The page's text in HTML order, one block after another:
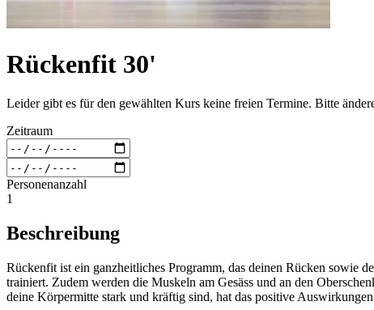
Rückenfit 30'
Leider gibt es für den gewählten Kurs keine freien Termine. Bitte
Zeitraum
Personenanzahl
1
Beschreibung
Rückenfit ist ein ganzheitliches Programm, das deinen Rücken sowie
trainiert. Zudem werden die Muskeln am Gesäss und an den
deine Körpermitte stark und kräftig sind, hat das positive